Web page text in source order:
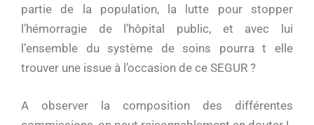
partie de la population, la lutte pour stopper
l’hémorragie de l’hôpital public, et avec lui
l’ensemble du système de soins pourra t elle
trouver une issue à l’occasion de ce SEGUR ?
A observer la composition des différentes